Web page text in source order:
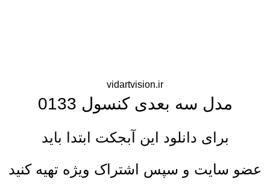
vidartvision.ir
مدل سه بعدی کنسول 0133
برای دانلود این آبجکت ابتدا باید
عضو سایت و سپس اشتراک ویژه تهیه کنید